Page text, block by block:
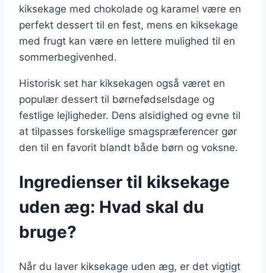
kiksekage med chokolade og karamel være en
perfekt dessert til en fest, mens en kiksekage
med frugt kan være en lettere mulighed til en
sommerbegivenhed.
Historisk set har kiksekagen også været en
populær dessert til børnefødselsdage og
festlige lejligheder. Dens alsidighed og evne til
at tilpasses forskellige smagspræferencer gør
den til en favorit blandt både børn og voksne.
Ingredienser til kiksekage
uden æg: Hvad skal du
bruge?
Når du laver kiksekage uden æg, er det vigtigt